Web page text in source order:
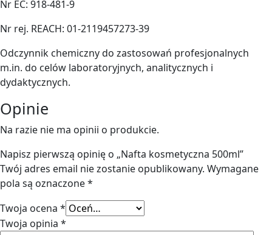
Nr EC: 918-481-9
Nr rej. REACH: 01-2119457273-39
Odczynnik chemiczny do zastosowań profesjonalnych
m.in. do celów laboratoryjnych, analitycznych i
dydaktycznych.
Opinie
Na razie nie ma opinii o produkcie.
Napisz pierwszą opinię o „Nafta kosmetyczna 500ml”
Twój adres email nie zostanie opublikowany. Wymagane
pola są oznaczone*
Twoja ocena *
Twoja opinia *